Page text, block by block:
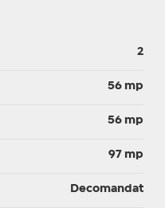
2
56 mp
56 mp
97 mp
Decomandat